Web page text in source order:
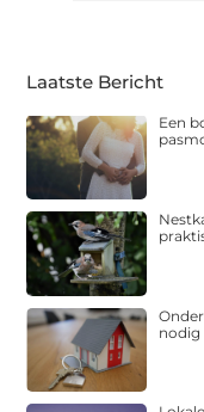
Laatste Bericht
Een
nodig